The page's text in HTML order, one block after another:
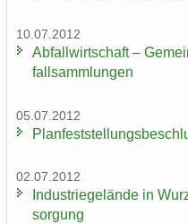
10.07.2012
Ab­fall­wirt­schaft –
fall­samm­lun­gen
05.07.2012
02.07.2012
In­dus­trie­ge­län­de in
sor­gung